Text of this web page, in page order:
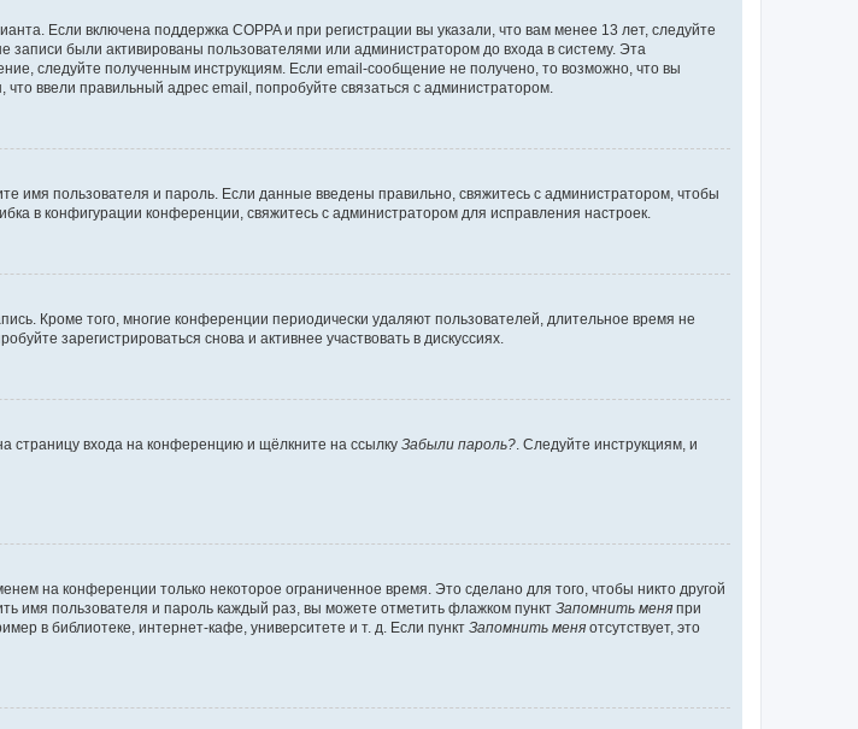
Если включена поддержка COPPA и при регистрации вы указали, что вам менее 13 лет, следуйте
были активированы пользователями или администратором до входа в систему. Эта
следуйте полученным инструкциям. Если email-сообщение не получено, то возможно, что вы
ввели правильный адрес email, попробуйте связаться с администратором.
имя пользователя и пароль. Если данные введены правильно, свяжитесь с администратором, чтобы
в конфигурации конференции, свяжитесь с администратором для исправления настроек.
Кроме того, многие конференции периодически удаляют пользователей, длительное время не
зарегистрироваться снова и активнее участвовать в дискуссиях.
страницу входа на конференцию и щёлкните на ссылку Забыли пароль?. Следуйте инструкциям, и
на конференции только некоторое ограниченное время. Это сделано для того, чтобы никто другой
имя пользователя и пароль каждый раз, вы можете отметить флажком пункт Запомнить меня при
в библиотеке, интернет-кафе, университете и т. д. Если пункт Запомнить меня отсутствует, это